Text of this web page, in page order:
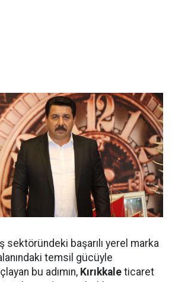
sektöründeki başarılı yerel marka
temsil gücüyle
bu adımın, Kırıkkale ticaret